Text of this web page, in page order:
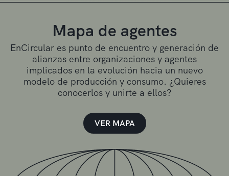
Mapa de agentes
EnCircular es punto de encuentro y generación de
alianzas entre organizaciones y agentes
implicados en la evolución hacia un nuevo
modelo de producción y consumo. ¿Quieres
conocerlos y unirte a ellos?
VER MAPA